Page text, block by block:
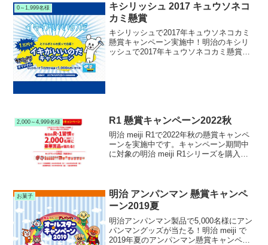
0～1,999名様
キシリッシュ 2017 キュウソネコ
カミ懸賞
キシリッシュで2017年キュウソネコカミ
懸賞キャンペーン実施中！明治のキシリ
ッシュで2017年キュウソネコカミ懸賞キ
2,000～4,999名様 R1 懸賞キャンペーン2022秋
明治 meiji R1で2022年秋の懸賞キャンペ
ーンを実施中です。キャンペーン期間中
に対象の明治 meiji R1シリーズを購入し
お菓子
明治 アンパンマン 懸賞キャンペ
ーン2019夏
明治アンパンマン製品で5,000名様にアン
パンマングッズが当たる！明治 meiji で
2019年夏のアンパンマン懸賞キャンペー